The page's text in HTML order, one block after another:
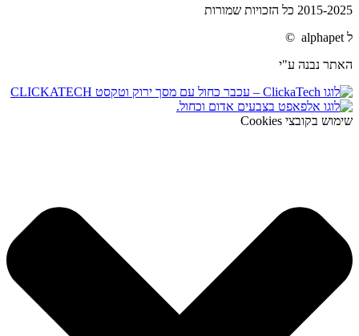
2015-2025 כל הזכויות שמורות
ל alphapet ©
האתר נבנה ע"י
שימוש בקובצי Cookies